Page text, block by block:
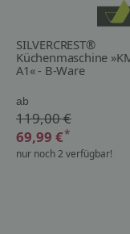
SILVERCREST®
Küchenmaschine
A1« - B-Ware
ab
119,00 €
69,99 €*
nur noch 2 verfügbar!